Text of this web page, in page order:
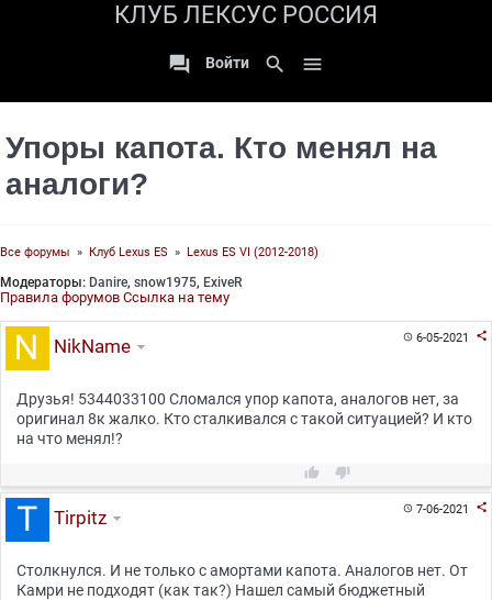
КЛУБ ЛЕКСУС РОССИЯ
 Войти search 
Упоры капота. Кто менял на
аналоги?
Все форумы » Клуб Lexus ES » Lexus ES VI (2012-2018)
Модераторы: Danire, snow1975, ExiveR
Правила форумов Ссылка на тему
6-05-2021 
NikName
Друзья! 5344033100 Сломался упор капота, аналогов нет, за
оригинал 8к жалко. Кто сталкивался с такой ситуацией? И кто
на что менял!?
 
7-06-2021 
Tirpitz
Столкнулся. И не только с амортами капота. Аналогов нет. От
Камри не подходят (как так?) Нашел самый бюджетный